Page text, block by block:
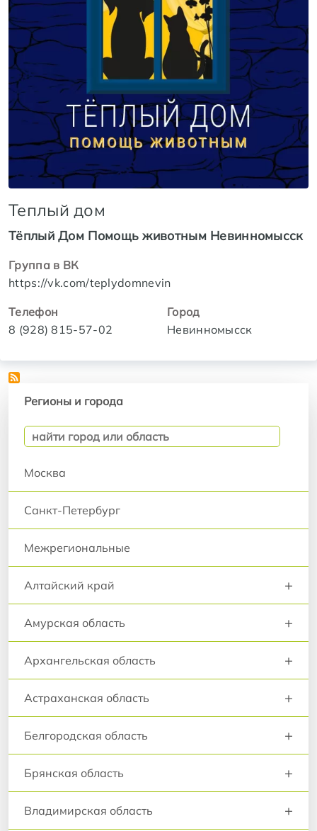
Теплый дом
Тёплый Дом Помощь животным Невинномысск
Группа в ВК
https://vk.com/teplydomnevin
Телефон
8 (928) 815-57-02
Город
Невинномысск
Регионы и города
Москва
Санкт-Петербург
Межрегиональные
Алтайский край +
Амурская область +
Архангельская область +
Астраханская область +
Белгородская область +
Брянская область +
Владимирская область +